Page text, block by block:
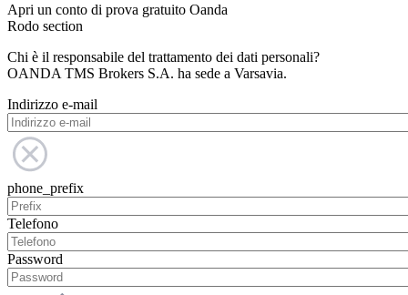
Apri un conto di prova gratuito Oanda
Rodo section
Chi è il responsabile del trattamento dei dati personali?
OANDA TMS Brokers S.A. ha sede a Varsavia.
Indirizzo e-mail
phone_prefix
Telefono
Password